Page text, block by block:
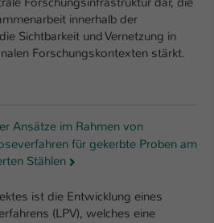
innerhalb der
Sichtbarkeit und Vernetzung in
Forschungskontexten stärkt.
Ansätze im Rahmen von
für gekerbte Proben am
Stählen
ist die Entwicklung eines
(LPV), welches eine